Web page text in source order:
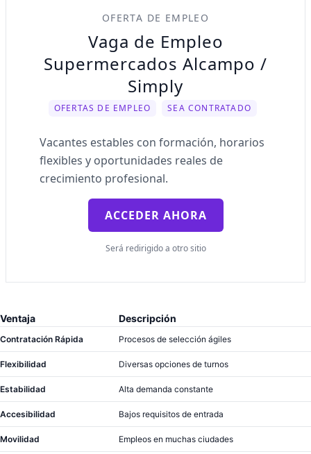
OFERTA DE EMPLEO
Vaga de Empleo
Supermercados Alcampo /
Simply
OFERTAS DE EMPLEO SEA CONTRATADO
Vacantes estables con formación, horarios
flexibles y oportunidades reales de
crecimiento profesional.
ACCEDER AHORA
Será redirigido a otro sitio
Ventaja Descripción
Contratación Rápida Procesos de selección ágiles
Flexibilidad Diversas opciones de turnos
Estabilidad Alta demanda constante
Accesibilidad Bajos requisitos de entrada
Movilidad Empleos en muchas ciudades